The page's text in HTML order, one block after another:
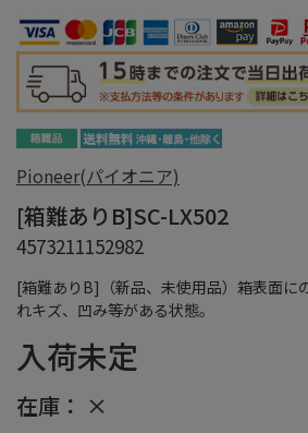
[箱難ありB]（新品、未使用品）箱表面に
れキズ、凹み等がある状態。
Pioneer(パイオニア)
[箱難ありB]SC-LX502
4573211152982
入荷未定
在庫： ×